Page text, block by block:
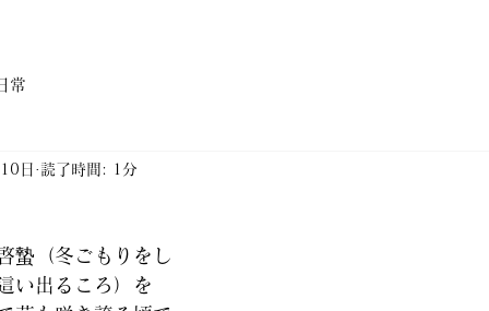
常
日 読了時間: 1分
蟄（冬ごもりをし
い出るころ）を